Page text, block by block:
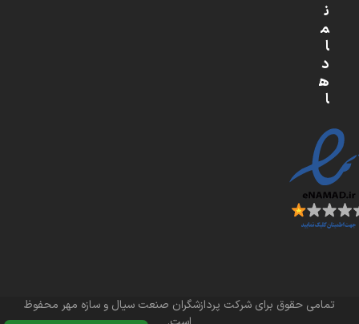
ن
م
ا
د
ه
ا
تمامی حقوق برای شرکت پردازشگران صنعت سیال و سازه مهر محفوظ